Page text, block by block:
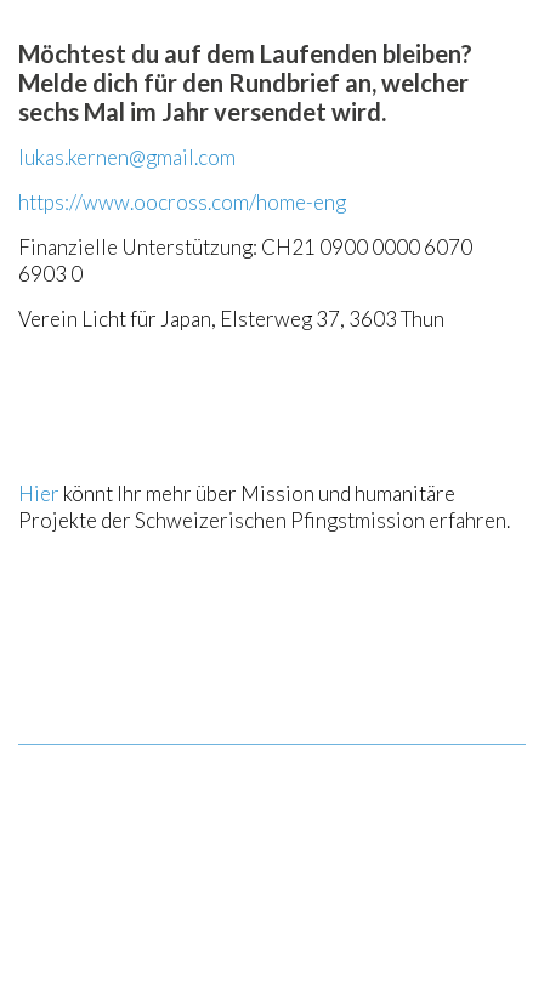
Möchtest du auf dem Laufenden bleiben?
Melde dich für den Rundbrief an, welcher
sechs Mal im Jahr versendet wird.
lukas.kernen@gmail.com
https://www.oocross.com/home-eng
Finanzielle Unterstützung: CH21 0900 0000 6070
6903 0
Verein Licht für Japan, Elsterweg 37, 3603 Thun
Hier könnt Ihr mehr über Mission und humanitäre
Projekte der Schweizerischen Pfingstmission erfahren.